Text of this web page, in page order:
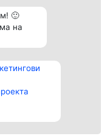
🙂
на
Контакти